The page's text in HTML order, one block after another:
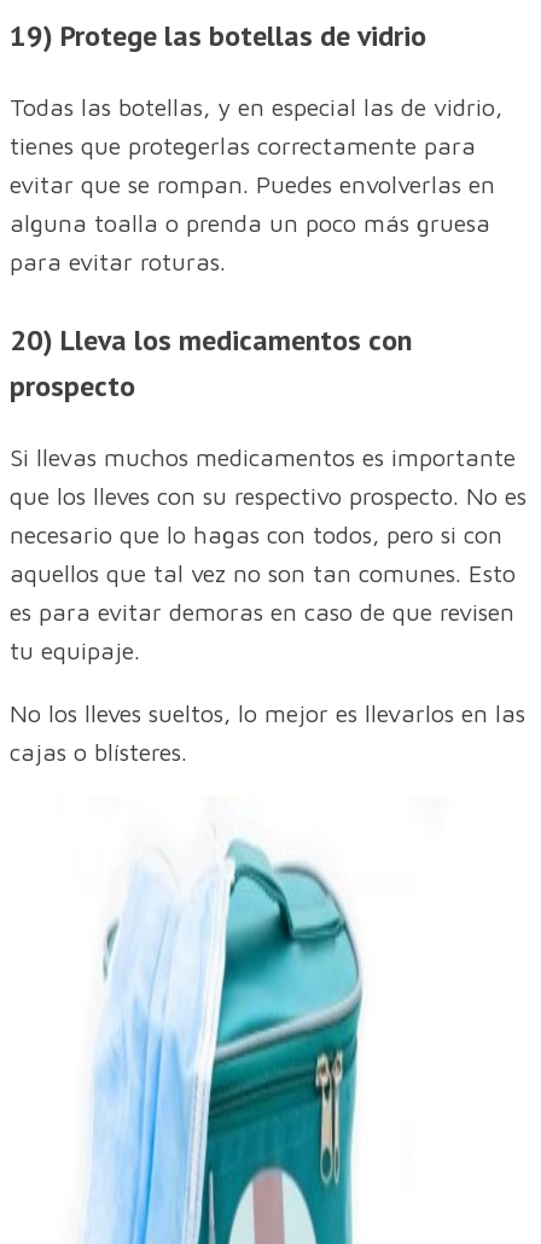
19) Protege las botellas de vidrio
Todas las botellas, y en especial las de vidrio,
tienes que protegerlas correctamente para
evitar que se rompan. Puedes envolverlas en
alguna toalla o prenda un poco más gruesa
para evitar roturas.
20) Lleva los medicamentos con
prospecto
Si llevas muchos medicamentos es importante
que los lleves con su respectivo prospecto. No es
necesario que lo hagas con todos, pero si con
aquellos que tal vez no son tan comunes. Esto
es para evitar demoras en caso de que revisen
tu equipaje.
No los lleves sueltos, lo mejor es llevarlos en las
cajas o blísteres.